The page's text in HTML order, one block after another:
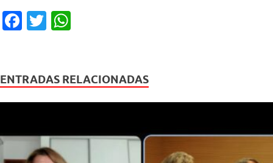
F
e
b
o
k
T
er s
A
p
ENTRADAS RELACIONADAS